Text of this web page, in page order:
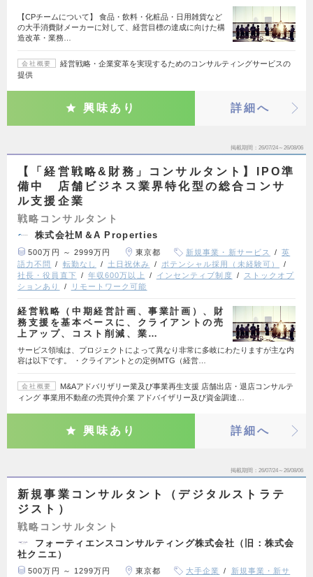
【CPチームについて】 食品・飲料・化粧品・日用雑貨など
の大手消費財メーカーに対して、経営目標の達成に向けた構
造改革・業務…
会社概要
経営戦略・企業変革を実現するためのコンサルティングサービスの
提供
興味あり 詳細へ
掲載期間 26/07/24～26/08/06
【「経営戦略&財務」コンサルタント】IPO準
備中 店舗ビジネス業界特化型の総合コンサ
ル支援企業
戦略コンサルタント
株式会社M＆A Properties
500万円 ～ 2999万円 東京都 新規事業・新サービス
英
語力不問
転勤なし 土日祝休み
ポテンシャル採用（未経験可）
社長・役員直下
年収600万以上 インセンティブ制度
ストックオプ
ションあり
リモートワーク可能
経営戦略（中期経営計画、事業計画）、財
務支援を基本ベースに、クライアントの売
上アップ、コスト削減、業…
サービス領域は、プロジェクトによって異なり非常に多岐にわたりますが主な内
容は以下です。 ・クライアントとの定例MTG（経営…
会社概要
M&Aアドバリザリー業及び事業再生支援 店舗出店・退店コンサルテ
ィング 事業用不動産の売買仲介業 アドバイザリー及び資金調達…
興味あり 詳細へ
掲載期間 26/07/24～26/08/06
新規事業コンサルタント（デジタルストラテ
ジスト）
戦略コンサルタント
フォーティエンスコンサルティング株式会社（旧：株式会
社クニエ）
500万円 ～ 1299万円 東京都 大手企業
新規事業・新サ